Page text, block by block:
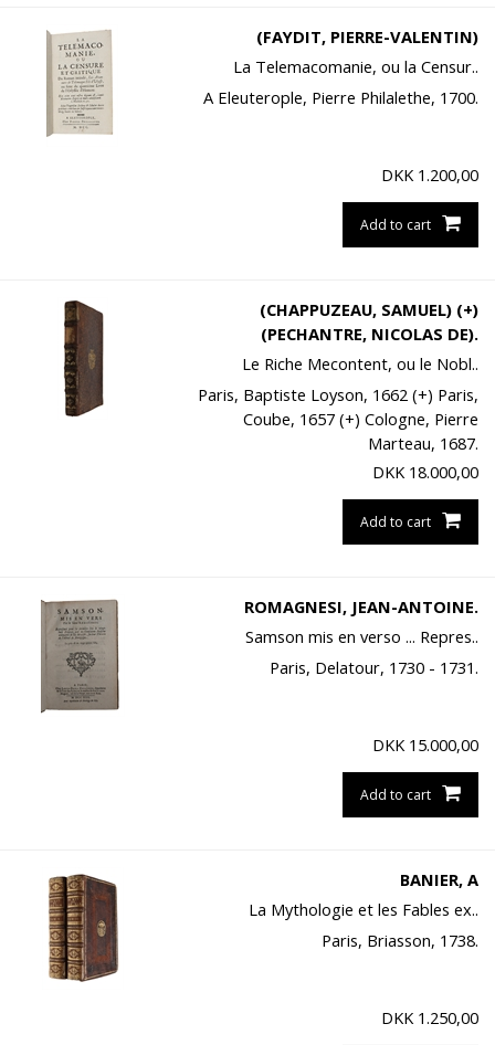
(FAYDIT, PIERRE-VALENTIN)
La Telemacomanie, ou la Censur..
A Eleuterople, Pierre Philalethe, 1700.
DKK 1.200,00
Add to cart
(CHAPPUZEAU, SAMUEL) (+)
(PECHANTRE, NICOLAS DE).
Le Riche Mecontent, ou le Nobl..
Paris, Baptiste Loyson, 1662 (+) Paris,
Coube, 1657 (+) Cologne, Pierre
Marteau, 1687.
DKK 18.000,00
Add to cart
ROMAGNESI, JEAN-ANTOINE.
Samson mis en verso ... Repres..
Paris, Delatour, 1730 - 1731.
DKK 15.000,00
Add to cart
BANIER, A
La Mythologie et les Fables ex..
Paris, Briasson, 1738.
DKK 1.250,00